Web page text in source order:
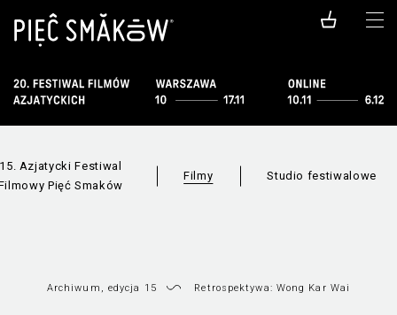
15. Azjatycki Festiwal
Pięć Smaków
Filmy Studio festiwalowe
Archiwum, edycja 15 Retrospektywa: Wong Kar Wai